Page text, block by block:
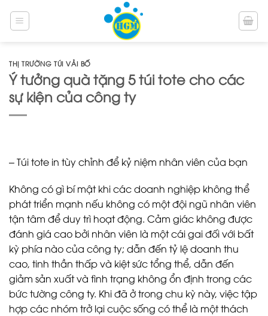
qua
THỊ TRƯỜNG TÚI VẢI BỐ
Ý tưởng quà tặng 5 túi tote cho các
sự kiện của công ty
– Túi tote in tùy chỉnh để kỷ niệm nhân viên của bạn
Không có gì bí mật khi các doanh nghiệp không thể
phát triển mạnh nếu không có một đội ngũ nhân viên
tận tâm để duy trì hoạt động. Cảm giác không được
đánh giá cao bởi nhân viên là một cái gai đối với bất
kỳ phía nào của công ty; dẫn đến tỷ lệ doanh thu
cao, tinh thần thấp và kiệt sức tổng thể, dẫn đến
giảm sản xuất và tình trạng không ổn định trong các
bức tường công ty. Khi đã ở trong chu kỳ này, việc tập
hợp các nhóm trở lại cuộc sống có thể là một thách